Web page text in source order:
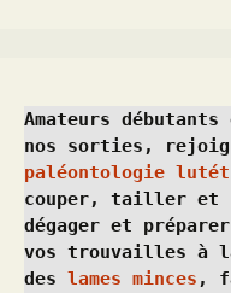
Amateurs
paléontologie
couper, tailler et
dégager et
vos trouvailles à
des lames minces ,